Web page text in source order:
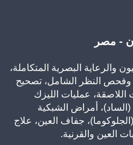
- مصر
البصرية المتكاملة،
النظر الشامل، تصحيح
اللاصقة، عمليات الليزك
(الساد)، أمراض الشبكية
جفاف العين، علاج
العين والقرنية.